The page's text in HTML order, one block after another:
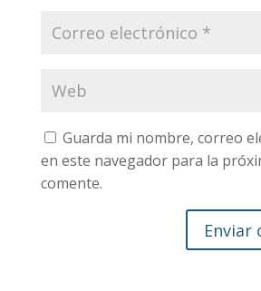
Guarda mi nombre, correo
en este navegador para la
comente.